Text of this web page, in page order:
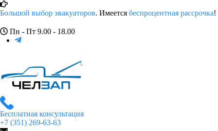
Большой выбор эвакуаторов. Имеется беспроцентная рассрочка!
Пн - Пт 9.00 - 18.00
Бесплатная консультация
+7 (351) 269-63-63